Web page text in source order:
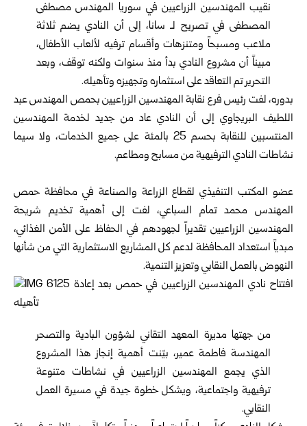
نقيب المهندسين الزراعيين في سوريا المهندس مصطفى
المصطفى في تصريح لـ سانا، إلى أن النادي يضم ثلاثة
ملاعب ومسبحاً ومتنزهات وأقسام ترفيه لألعاب الأطفال،
مبيناً أن مشروع النادي بدأ منذ سنوات ولكنه توقف، وبعد
التحرير تم التعاقد على استثماره وتجهيزه وتأهيله.
بدوره، لفت رئيس فرع نقابة المهندسين الزراعيين بحمص المهندس عبد
اللطيف البريجاوي إلى أن النادي عاد من جديد لخدمة المهندسين
المنتسبين للنقابة بحسم 25 بالمئة على جميع الخدمات، ولا سيما
نشاطات النادي الترفيهية من مسابح ومطاعم.
عضو المكتب التنفيذي لقطاع الزراعة والصناعة في محافظة حمص
المهندس محمد تمام السباعي، لفت إلى أهمية تخديم شريحة
المهندسين الزراعيين تقديراً لجهودهم في الحفاظ على الأمن الغذائي،
مبدياً استعداد المحافظة لدعم كل المشاريع الاستثمارية التي من شأنها
النهوض بالعمل النقابي وتعزيز التنمية.
من جهتها مديرة المعهد التقاني لشؤون البادية والتصحر
المهندسة فاطمة عمير، بيّنت أهمية إنجاز هذا المشروع
الذي يجمع المهندسين الزراعيين في نشاطات متنوعة
ترفيهية واجتماعية، ويشكل خطوة جيدة في مسيرة العمل
النقابي.